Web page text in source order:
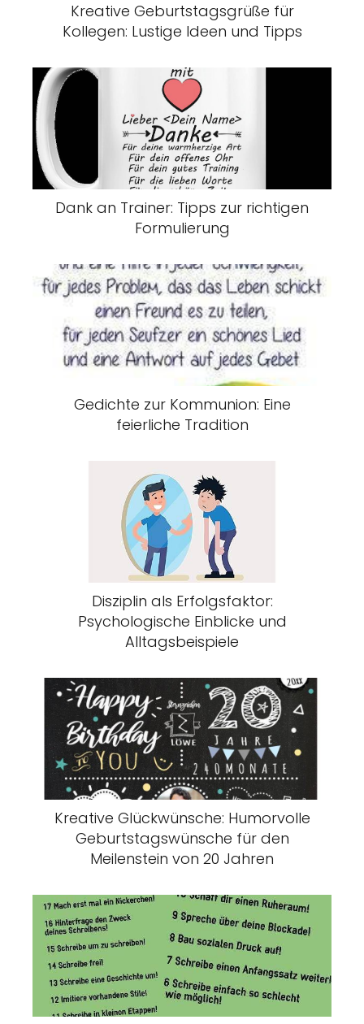
Kreative Geburtstagsgrüße für
Kollegen: Lustige Ideen und Tipps
Dank an Trainer: Tipps zur richtigen
Formulierung
Gedichte zur Kommunion: Eine
feierliche Tradition
Disziplin als Erfolgsfaktor:
Psychologische Einblicke und
Alltagsbeispiele
Kreative Glückwünsche: Humorvolle
Geburtstagswünsche für den
Meilenstein von 20 Jahren